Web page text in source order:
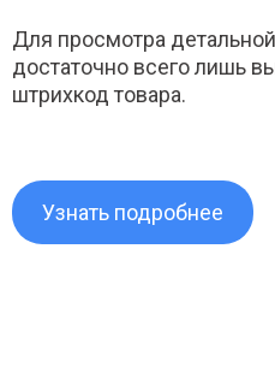
Для просмотра
достаточно всего лишь
штрихкод товара.
Узнать подробнее